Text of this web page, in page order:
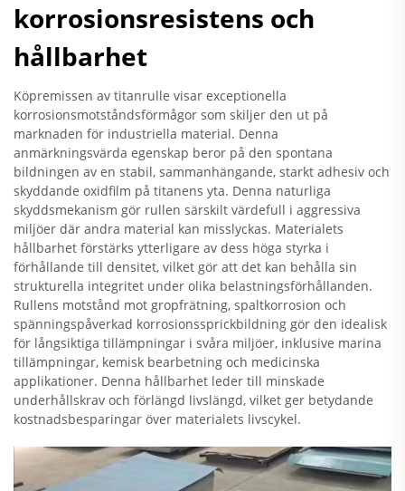
korrosionsresistens och
hållbarhet
Köpremissen av titanrulle visar exceptionella
korrosionsmotståndsförmågor som skiljer den ut på
marknaden för industriella material. Denna
anmärkningsvärda egenskap beror på den spontana
bildningen av en stabil, sammanhängande, starkt adhesiv och
skyddande oxidfilm på titanens yta. Denna naturliga
skyddsmekanism gör rullen särskilt värdefull i aggressiva
miljöer där andra material kan misslyckas. Materialets
hållbarhet förstärks ytterligare av dess höga styrka i
förhållande till densitet, vilket gör att det kan behålla sin
strukturella integritet under olika belastningsförhållanden.
Rullens motstånd mot gropfrätning, spaltkorrosion och
spänningspåverkad korrosionssprickbildning gör den idealisk
för långsiktiga tillämpningar i svåra miljöer, inklusive marina
tillämpningar, kemisk bearbetning och medicinska
applikationer. Denna hållbarhet leder till minskade
underhållskrav och förlängd livslängd, vilket ger betydande
kostnadsbesparingar över materialets livscykel.